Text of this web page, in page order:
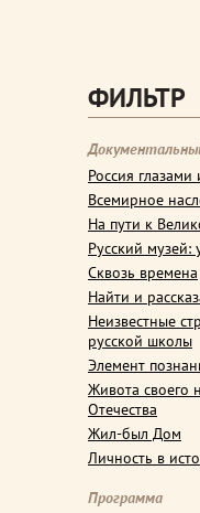
ФИЛЬТР
Россия
Всемирное
На пути к
Русский музей:
Сквозь времена
Найти и
Неизвестные
русской школы
Элемент
Живота своего
Отечества
Жил-был Дом
Личность в
Программа